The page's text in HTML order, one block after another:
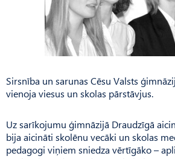
Sirsnība un sarunas Cēsu Valsts
vienoja viesus un skolas pārstāvjus.
Uz sarīkojumu ģimnāzijā Draudzīgā
bija aicināti skolēnu vecāki un skolas
pedagogi viņiem sniedza vērtīgāko –